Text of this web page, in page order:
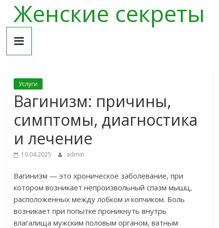
Skip
content
Женские секреты
Услуги
Вагинизм: причины,
симптомы, диагностика
и лечение
10.04.2025 admin
Вагинизм — это хроническое заболевание, при
котором возникает непроизвольный спазм мышц,
расположенных между лобком и копчиком. Боль
возникает при попытке проникнуть внутрь
влагалища мужским половым органом, ватным